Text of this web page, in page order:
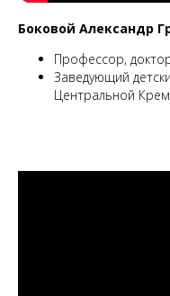
Боковой Александр
Профессор,
Заведующий
Центральной